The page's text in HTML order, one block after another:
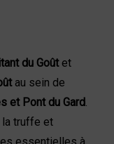
du Goûtet
au sein de
et Pont du Gard.
la truffe et